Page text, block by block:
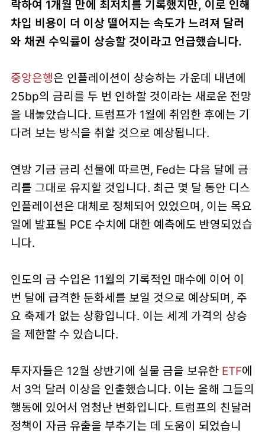
락하여 1개월 만에 최저치를 기록했지만, 이로 인해
차입 비용이 더 이상 떨어지는 속도가 느려져 달러
와 채권 수익률이 상승할 것이라고 언급했습니다.
중앙은행은 인플레이션이 상승하는 가운데 내년에
25bp의 금리를 두 번 인하할 것이라는 새로운 전망
을 내놓았습니다. 트럼프가 1월에 취임한 후에는 기
다려 보는 방식을 취할 것으로 예상됩니다.
연방 기금 금리 선물에 따르면, Fed는 다음 달에 금
리를 그대로 유지할 것입니다. 최근 몇 달 동안 디스
인플레이션은 대체로 정체되어 있었으며, 이는 목요
일에 발표될 PCE 수치에 대한 예측에도 반영되었습
니다.
인도의 금 수입은 11월의 기록적인 매수에 이어 이
번 달에 급격한 둔화세를 보일 것으로 예상되며, 주
요 축제가 없는 상황입니다. 이는 세계 가격의 상승
을 제한할 수 있습니다.
투자자들은 12월 상반기에 실물 금을 보유한 ETF에
서 3억 달러 이상을 인출했습니다. 이는 올해 그들의
행동에 있어서 엄청난 변화입니다. 트럼프의 친달러
정책이 자금 유출을 부추기는 데 도움이 되었습니